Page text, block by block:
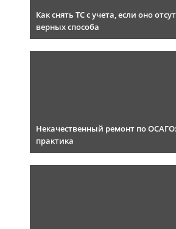
Как снять ТС с учета, если оно
верных способа
Некачественный ремонт по
практика